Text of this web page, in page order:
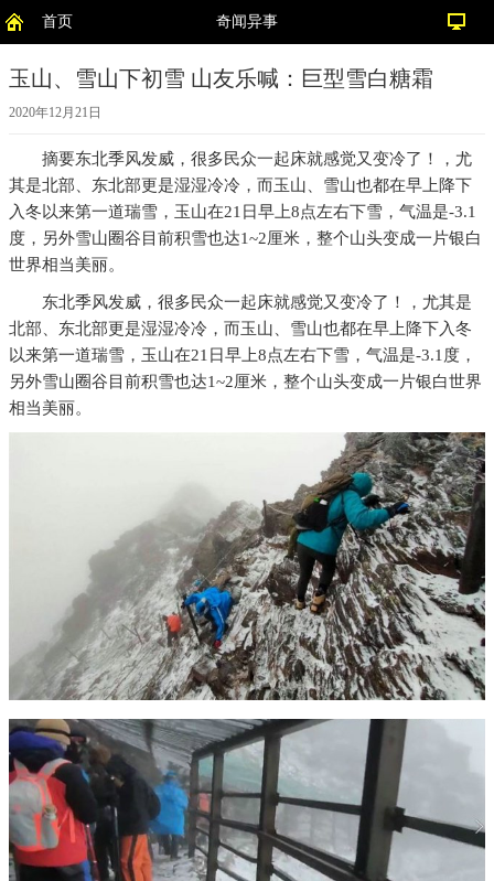
首页 奇闻异事
玉山、雪山下初雪 山友乐喊：巨型雪白糖霜
2020年12月21日
摘要东北季风发威，很多民众一起床就感觉又变冷了！，尤
其是北部、东北部更是湿湿冷冷，而玉山、雪山也都在早上降下
入冬以来第一道瑞雪，玉山在21日早上8点左右下雪，气温是-3.1
度，另外雪山圈谷目前积雪也达1~2厘米，整个山头变成一片银白
世界相当美丽。
东北季风发威，很多民众一起床就感觉又变冷了！，尤其是
北部、东北部更是湿湿冷冷，而玉山、雪山也都在早上降下入冬
以来第一道瑞雪，玉山在21日早上8点左右下雪，气温是-3.1度，
另外雪山圈谷目前积雪也达1~2厘米，整个山头变成一片银白世界
相当美丽。